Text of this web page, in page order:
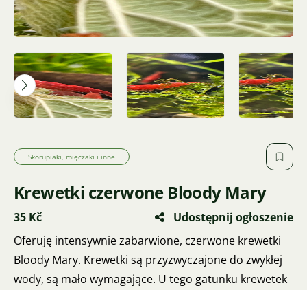
Skorupiaki, mięczaki i inne
Krewetki czerwone Bloody Mary
35 Kč
Udostępnij ogłoszenie
Oferuję intensywnie zabarwione, czerwone krewetki
Bloody Mary. Krewetki są przyzwyczajone do zwykłej
wody, są mało wymagające. U tego gatunku krewetek